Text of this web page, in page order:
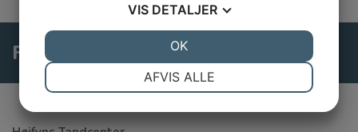
Følg os på Facebook
VIS DETALJER
MARKETING
AFVIS ALLE
OK